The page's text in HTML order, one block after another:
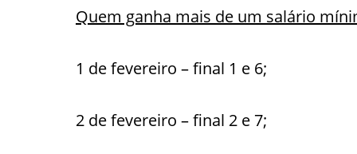
Quem ganha mais de um salário
1 de fevereiro – final 1 e 6;
2 de fevereiro – final 2 e 7;